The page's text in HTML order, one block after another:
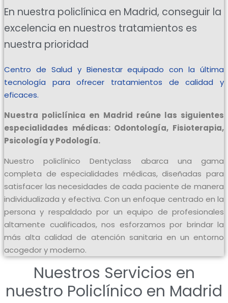
En nuestra policlínica en Madrid, conseguir la
excelencia en nuestros tratamientos es
nuestra prioridad
Centro de Salud y Bienestar equipado con la última
tecnología para ofrecer tratamientos de calidad y
eficaces.
Nuestra policlínica en Madrid reúne las siguientes
especialidades médicas: Odontología, Fisioterapia,
Psicología y Podología.
Nuestro policlínico Dentyclass abarca una gama
completa de especialidades médicas, diseñadas para
satisfacer las necesidades de cada paciente de manera
individualizada y efectiva. Con un enfoque centrado en la
persona y respaldado por un equipo de profesionales
altamente cualificados, nos esforzamos por brindar la
más alta calidad de atención sanitaria en un entorno
acogedor y moderno.
Nuestros Servicios en
nuestro Policlínico en Madrid